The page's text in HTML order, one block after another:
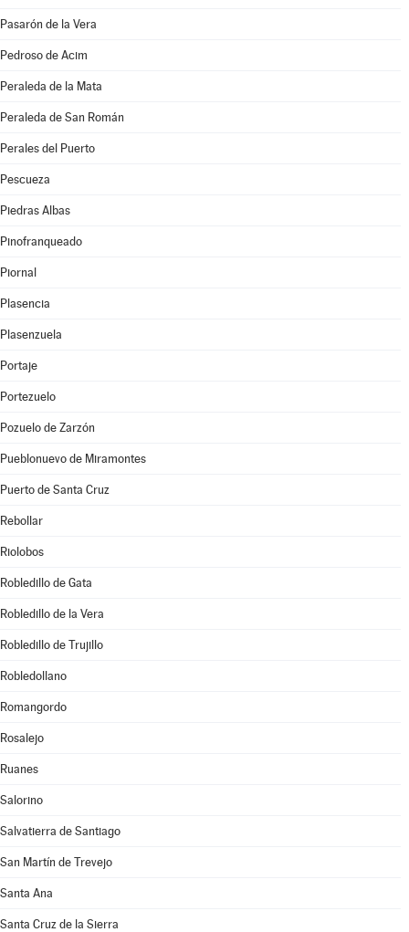
Pasarón de la Vera
Pedroso de Acim
Peraleda de la Mata
Peraleda de San Román
Perales del Puerto
Pescueza
Piedras Albas
Pinofranqueado
Piornal
Plasencia
Plasenzuela
Portaje
Portezuelo
Pozuelo de Zarzón
Pueblonuevo de Miramontes
Puerto de Santa Cruz
Rebollar
Riolobos
Robledillo de Gata
Robledillo de la Vera
Robledillo de Trujillo
Robledollano
Romangordo
Rosalejo
Ruanes
Salorino
Salvatierra de Santiago
San Martín de Trevejo
Santa Ana
Santa Cruz de la Sierra